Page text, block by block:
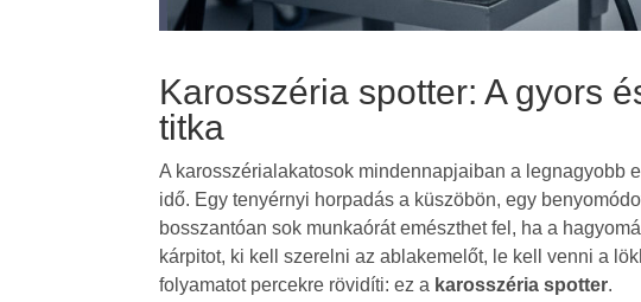
Karosszéria spotter: A gyors
titka
A karosszérialakatosok mindennapjaiban a legnagyobb
idő. Egy tenyérnyi horpadás a küszöbön, egy
bosszantóan sok munkaórát emészthet fel, ha a
kárpitot, ki kell szerelni az ablakemelőt, le kell venni a
folyamatot percekre rövidíti: ez a karosszéria spotter.